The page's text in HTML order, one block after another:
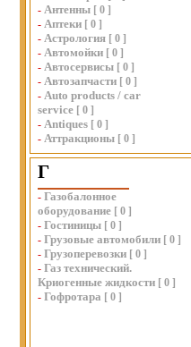
- Антенны [ 0 ]
- Аптеки [ 0 ]
- Астрология [ 0 ]
- Автомойки [ 0 ]
- Автосервисы [ 0 ]
- Автозапчасти [ 0 ]
- Auto products / car
service [ 0 ]
- Antiques [ 0 ]
- Аттракционы [ 0 ]
Г
- Газобалонное
оборудование [ 0 ]
- Гостиницы [ 0 ]
- Грузовые автомобили [ 0 ]
- Грузоперевозки [ 0 ]
- Газ технический.
Криогенные жидкости [ 0 ]
- Гофротара [ 0 ]